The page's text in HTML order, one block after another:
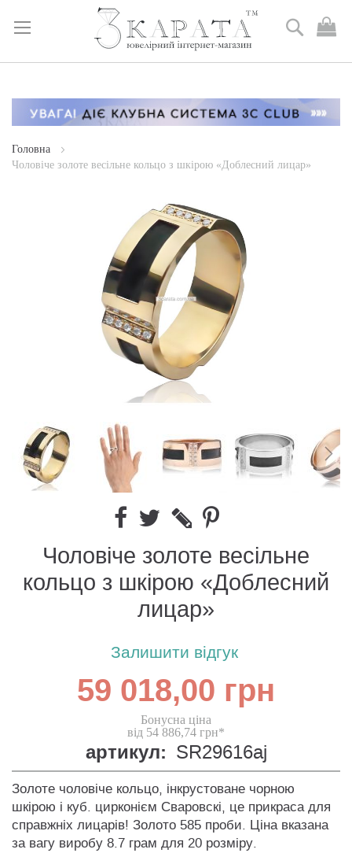
Skip
Content
Пошук
Головна
Чоловіче золоте весільне кольцо з шкірою «Доблесний лицар»
Чоловіче золоте весільне
кольцо з шкірою «Доблесний
лицар»
Залишити відгук
59 018,00 грн
Бонусна ціна
від 54 886,74 грн*
артикул: SR29616aj
Золоте чоловіче кольцо, інкрустоване чорною
шкірою і куб. цирконієм Сваровскі, це прикраса для
справжніх лицарів! Золото 585 проби. Ціна вказана
за вагу виробу 8.7 грам для 20 розміру.